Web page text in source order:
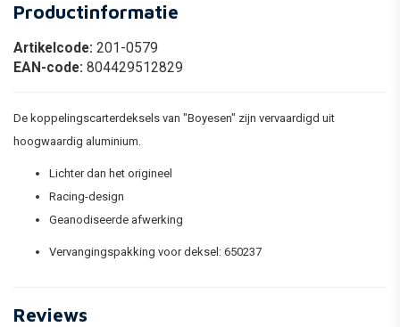
Productinformatie
Artikelcode: 201-0579
EAN-code: 804429512829
De koppelingscarterdeksels van "Boyesen" zijn vervaardigd uit
hoogwaardig aluminium.
Lichter dan het origineel
Racing-design
Geanodiseerde afwerking
Vervangingspakking voor deksel: 650237
Reviews